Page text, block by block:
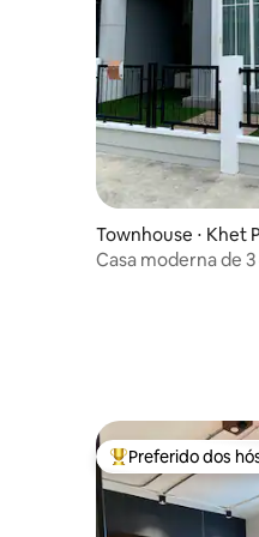
Townhouse ⋅ Khet
Casa moderna de
Entre os melhores
Preferido dos